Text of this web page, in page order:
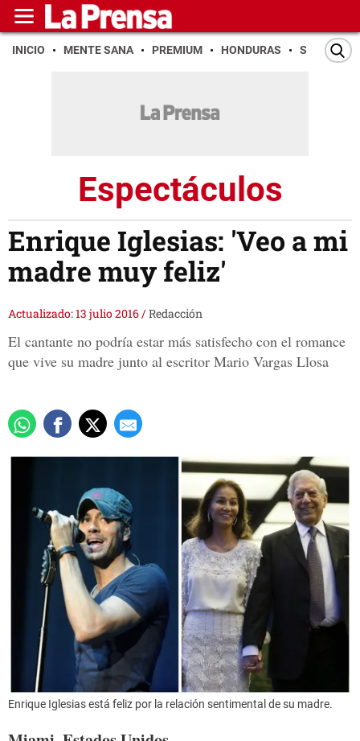
INICIO MENTE SANA PREMIUM HONDURAS SAN PEDRO
Espectáculos
Enrique Iglesias: 'Veo a mi
madre muy feliz'
Actualizado: 13 julio 2016/Redacción
El cantante no podría estar más satisfecho con el romance
que vive su madre junto al escritor Mario Vargas Llosa
Enrique Iglesias está feliz por la relación sentimental de su madre.